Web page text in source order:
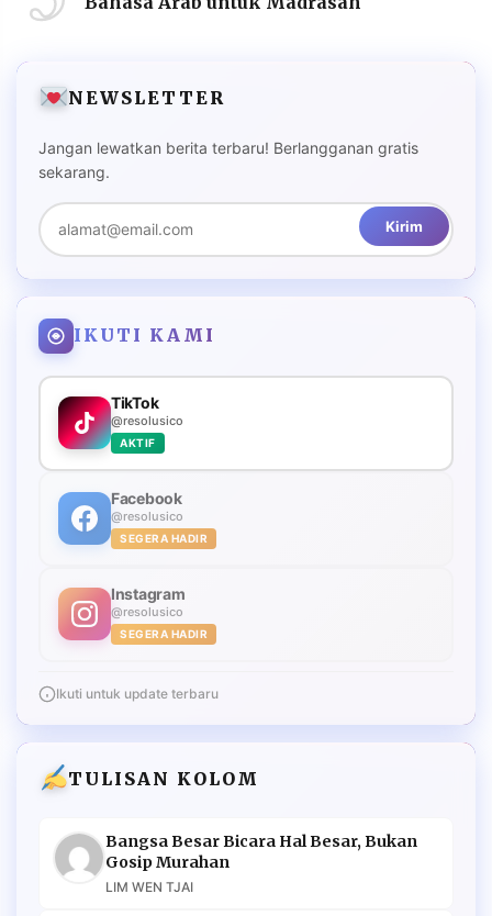
NEWSLETTER
Jangan lewatkan berita terbaru! Berlangganan gratis
sekarang.
Kirim
IKUTI KAMI
TikTok
@resolusico
AKTIF
Facebook
@resolusico
SEGERA HADIR
Instagram
@resolusico
SEGERA HADIR
Ikuti untuk update terbaru
TULISAN KOLOM
Bangsa Besar Bicara Hal Besar, Bukan
Gosip Murahan
LIM WEN TJAI